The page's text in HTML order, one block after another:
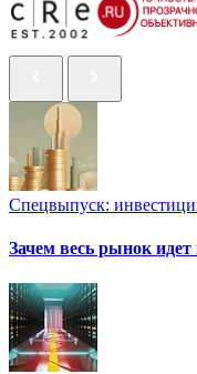
Спецвыпуск:
Зачем весь рынок